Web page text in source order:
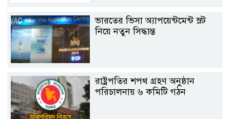
ভারতের ভিসা অ্যাপয়েন্টমেন্ট স্লট
নিয়ে নতুন সিদ্ধান্ত
রাষ্ট্রপতির শপথ গ্রহণ অনুষ্ঠান
পরিচালনায় ৬ কমিটি গঠন